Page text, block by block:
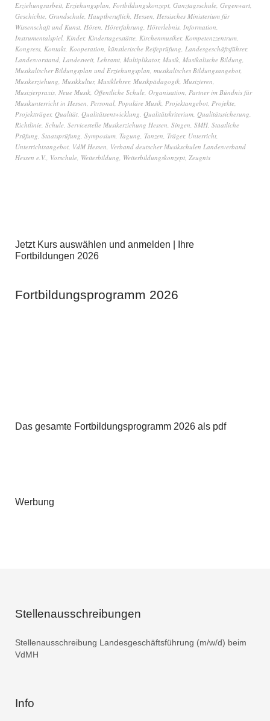
Erziehungsarbeit, Erziehungsplan, Fortbildungskonzept, Ganztagsschule, Gegenwart,
Geschichte, Grundschule, Hauptberuflich, Hessen, Hessisches Ministerium für
Wissenschaft und Kunst, Hören, Hörerfahrung, Hörerlebnis, Information,
Instrumentalspiel, Kinder, Kindertagesstätte, Kirchenmusiker, Kompetenzzentrum,
Kongress, Kontakt, Kooperation, künstlerische Reifeprüfung, Landesgeschäftsführer,
Landesvorstand, Landesweit, Lehramt, Multiplikator, Musik, Musikalische Bildung,
Musikalischer Bildungsplan und Erziehungsplan, musikalisches Bildungsangebot,
Musikerziehung, Musikkultur, Musiklehrer, Musikpädagogik, Musizieren,
Musizierpraxis, Neue Musik, Öffentliche Schule, Organisation, Partner im Bündnis für
Musikunterricht in Hessen, Personal, Populäre Musik, Projektangebot, Projekte,
Projektträger, Qualität, Qualitätsentwicklung, Qualitätskriterium, Qualitätssicherung,
Richtlinie, Schule, Servicestelle Musikerziehung Hessen, Singen, SMH, Staatliche
Prüfung, Staatsprüfung, Symposium, Tagung, Tanzen, Träger, Unterricht,
Unterrichtsangebot, VdM Hessen, Verband deutscher Musikschulen Landesverband
Hessen e.V., Vorschule, Weiterbildung, Weiterbildungskonzept, Zeugnis
Jetzt Kurs auswählen und anmelden | Ihre
Fortbildungen 2026
Fortbildungsprogramm 2026
Das gesamte Fortbildungsprogramm 2026 als pdf
Werbung
Stellenausschreibungen
Stellenausschreibung Landesgeschäftsführung (m/w/d) beim
VdMH
Info